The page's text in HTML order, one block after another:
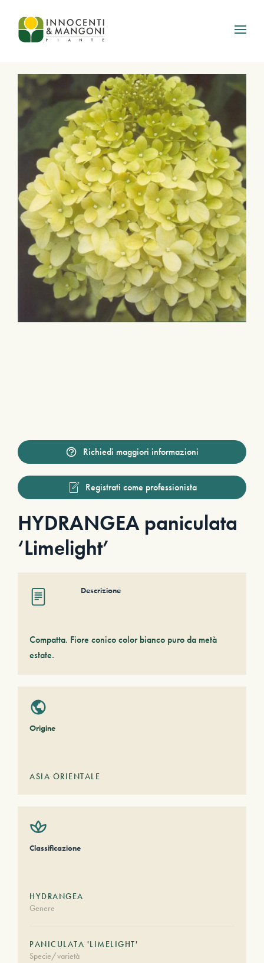
Skip to main content
Richiedi maggiori informazioni
Registrati come professionista
HYDRANGEA paniculata
‘Limelight’
Descrizione
Compatta. Fiore conico color bianco puro da metà
estate.
Origine
ASIA ORIENTALE
Classificazione
HYDRANGEA
Genere
PANICULATA 'LIMELIGHT'
Specie/varietà